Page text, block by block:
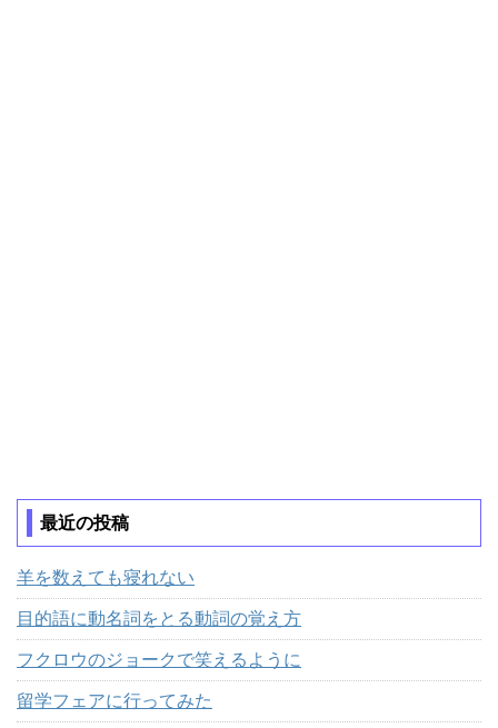
最近の投稿
羊を数えても寝れない
目的語に動名詞をとる動詞の覚え方
フクロウのジョークで笑えるように
留学フェアに行ってみた